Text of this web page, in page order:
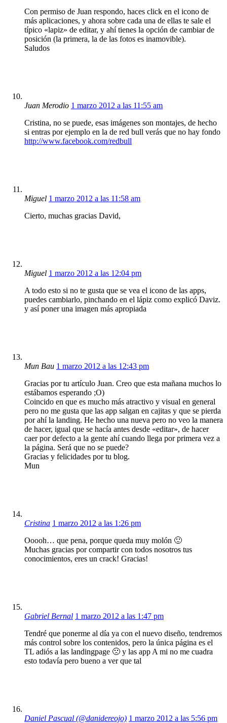
Con permiso de Juan respondo, haces click en el icono de
más aplicaciones, y ahora sobre cada una de ellas te sale el
típico «lapiz» de editar, y ahí tienes la opción de cambiar de
posición (la primera, la de las fotos es inamovible).
Saludos
Juan Merodio 1 marzo 2012 a las 11:55 am
Cristina, no se puede, esas imágenes son montajes, de hecho
si entras por ejemplo en la de red bull verás que no hay fondo
http://www.facebook.com/redbull
Miguel 1 marzo 2012 a las 11:58 am
Cierto, muchas gracias David,
Miguel 1 marzo 2012 a las 12:04 pm
A todo esto si no te gusta que se vea el icono de las apps,
puedes cambiarlo, pinchando en el lápiz como explicó Daviz.
y así poner una imagen más apropiada
Mun Bau 1 marzo 2012 a las 12:43 pm
Gracias por tu artículo Juan. Creo que esta mañana muchos lo
estábamos esperando ;O)
Coincido en que es mucho más atractivo y visual en general
pero no me gusta que las app salgan en cajitas y que se pierda
por ahí la landing. He hecho una nueva pero no veo la manera
de hacer, igual que se hacía antes desde «editar», de hacer
caer por defecto a la gente ahí cuando llega por primera vez a
la página. Será que no se puede?
Gracias y felicidades por tu blog.
Mun
Cristina 1 marzo 2012 a las 1:26 pm
Ooooh… que pena, porque queda muy molón 🙂
Muchas gracias por compartir con todos nosotros tus
conocimientos, eres un crack! Gracias!
Gabriel Bernal 1 marzo 2012 a las 1:47 pm
Tendré que ponerme al día ya con el nuevo diseño, tendremos
más control sobre los contenidos, pero la única página es el
TL adiós a las landingpage 🙁 y las app A mi no me cuadra
esto todavía pero bueno a ver que tal
Daniel Pascual (@danidereojo) 1 marzo 2012 a las 5:56 pm